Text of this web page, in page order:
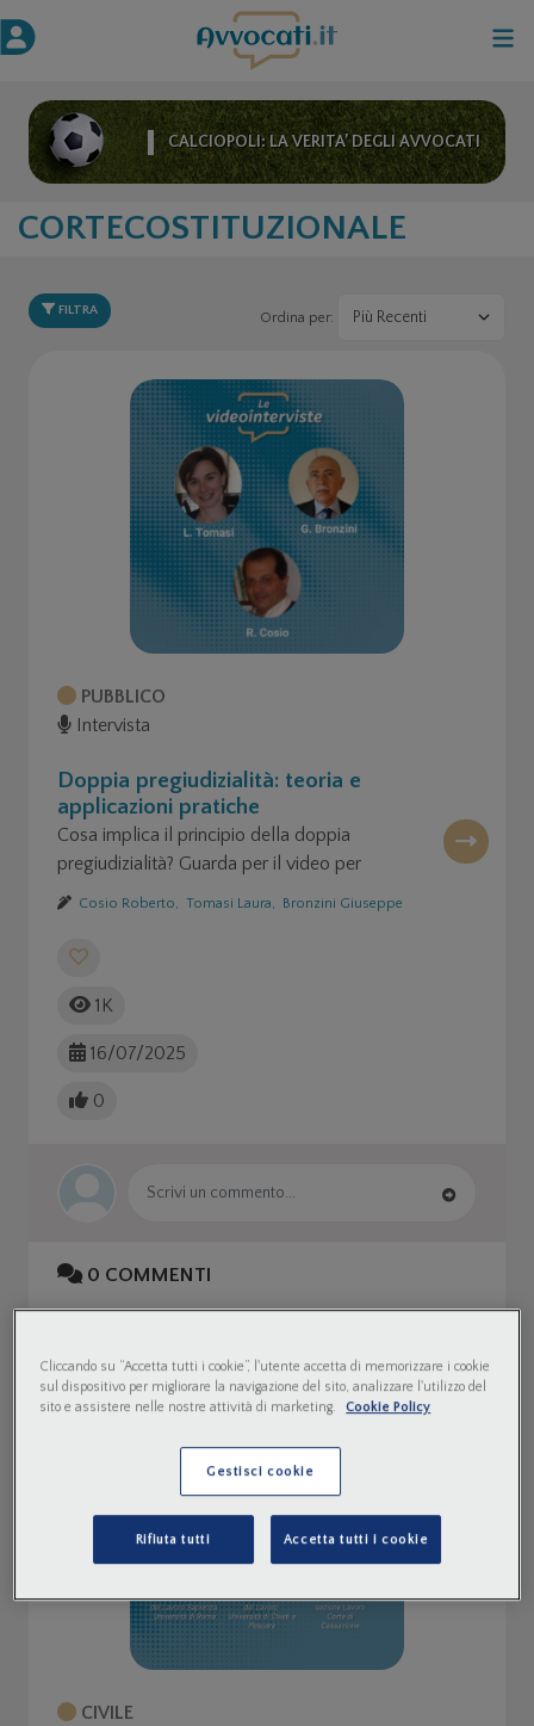
CALCIOPOLI: LA VERITA’ DEGLI AVVOCATI
CORTECOSTITUZIONALE
FILTRA Ordina per:
PUBBLICO
Intervista
Doppia pregiudizialità: teoria e
applicazioni pratiche
Cosa implica il principio della doppia
pregiudizialità? Guarda per il video per
scoprirlo!
Cosio Roberto, Tomasi Laura, Bronzini Giuseppe
1K
16/07/2025
0
0 COMMENTI
CIVILE
Cliccando su “Accetta tutti i cookie”, l'utente accetta di memorizzare i cookie
sul dispositivo per migliorare la navigazione del sito, analizzare l'utilizzo del
sito e assistere nelle nostre attività di marketing.
Cookie Policy
Gestisci cookie
Rifiuta tutti Accetta tutti i cookie